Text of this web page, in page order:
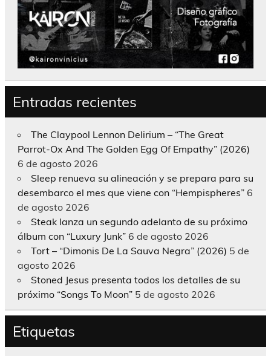
Entradas recientes
The Claypool Lennon Delirium – “The Great
Parrot-Ox And The Golden Egg Of Empathy” (2026)
6 de agosto 2026
Sleep renueva su alineación y se prepara para su
desembarco el mes que viene con “Hempispheres” 6
de agosto 2026
Steak lanza un segundo adelanto de su próximo
álbum con “Luxury Junk” 6 de agosto 2026
Tort – “Dimonis De La Sauva Negra” (2026) 5 de
agosto 2026
Stoned Jesus presenta todos los detalles de su
próximo “Songs To Moon” 5 de agosto 2026
Etiquetas